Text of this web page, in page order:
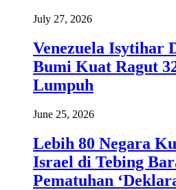
July 27, 2026
Venezuela Isytihar
Bumi Kuat Ragut
Lumpuh
June 25, 2026
Lebih 80 Negara
Israel di Tebing
Pematuhan